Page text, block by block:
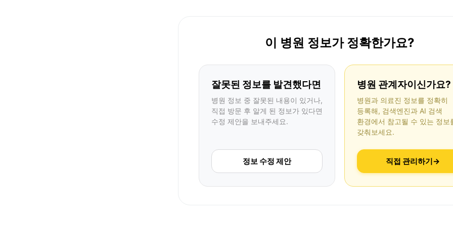
이 병원 정보가 정확한가요?
잘못된 정보를 발견했다면
병원 정보 중 잘못된 내용이 있거나,
직접 방문 후 알게 된 정보가 있다면
수정 제안을 보내주세요.
정보 수정 제안
병원 관계자이신가요?
병원과 의료진 정보를 정확히
등록해, 검색엔진과 AI 검색
환경에서 참고될 수 있는 정보
갖춰보세요.
직접 관리하기→